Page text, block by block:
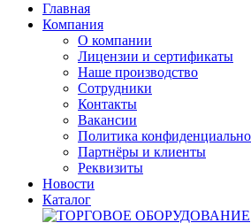
Главная
Компания
О компании
Лицензии и сертификаты
Наше производство
Сотрудники
Контакты
Вакансии
Политика
Партнёры и клиенты
Реквизиты
Новости
Каталог